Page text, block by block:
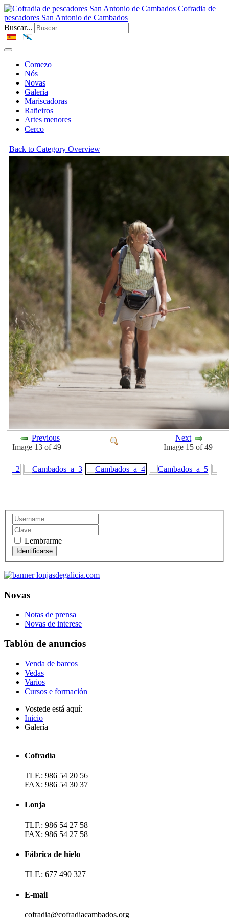
Cofradia de
pescadores San Antonio de Cambados
Buscar...
Comezo
Nós
Novas
Galería
Mariscadoras
Rañeiros
Artes menores
Cerco
Back to Category Overview
Previous
Image 13 of 49
Next
Image 15 of 49
Lembrarme
Novas
Notas de prensa
Novas de interese
Tablón de anuncios
Venda de barcos
Vedas
Varios
Cursos e formación
Vostede está aquí:
Inicio
Galería
Cofradía
TLF.: 986 54 20 56
FAX: 986 54 30 37
Lonja
TLF.: 986 54 27 58
FAX: 986 54 27 58
Fábrica de hielo
TLF.: 677 490 327
E-mail
cofradia@cofradiacambados.org